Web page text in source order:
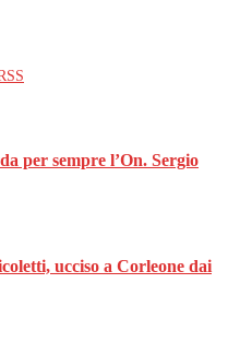
per sempre l’On. Sergio
ucciso a Corleone dai